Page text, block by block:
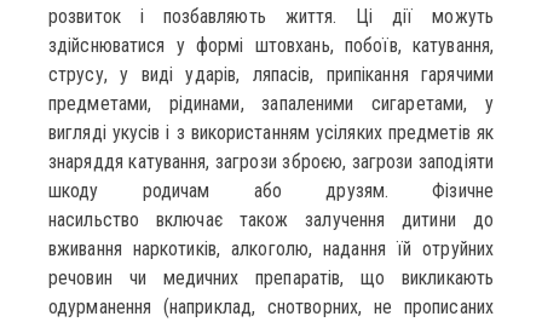
розвиток і позбавляють життя. Ці дії можуть
здійснюватися у формі штовхань, побоїв, катування,
струсу, у виді ударів, ляпасів, припікання гарячими
предметами, рідинами, запаленими сигаретами, у
вигляді укусів і з використанням усіляких предметів як
знаряддя катування, загрози зброєю, загрози заподіяти
шкоду родичам або друзям. Фізичне
насильство включає також залучення дитини до
вживання наркотиків, алкоголю, надання їй отруйних
речовин чи медичних препаратів, що викликають
одурманення (наприклад, снотворних, не прописаних